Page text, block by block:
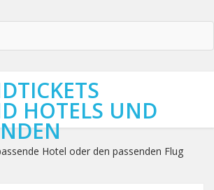
HOTELS UND
Hotel oder den passenden Flug